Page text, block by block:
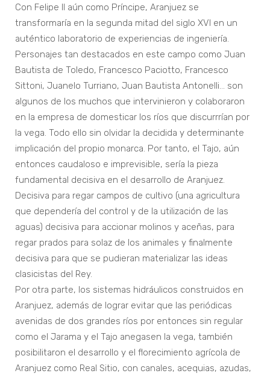
Con Felipe II aún como Príncipe, Aranjuez se
transformaría en la segunda mitad del siglo XVI en un
auténtico laboratorio de experiencias de ingeniería.
Personajes tan destacados en este campo como Juan
Bautista de Toledo, Francesco Paciotto, Francesco
Sittoni, Juanelo Turriano, Juan Bautista Antonelli… son
algunos de los muchos que intervinieron y colaboraron
en la empresa de domesticar los ríos que discurrrían por
la vega. Todo ello sin olvidar la decidida y determinante
implicación del propio monarca. Por tanto, el Tajo, aún
entonces caudaloso e imprevisible, sería la pieza
fundamental decisiva en el desarrollo de Aranjuez.
Decisiva para regar campos de cultivo (una agricultura
que dependería del control y de la utilización de las
aguas) decisiva para accionar molinos y aceñas, para
regar prados para solaz de los animales y finalmente
decisiva para que se pudieran materializar las ideas
clasicistas del Rey.
Por otra parte, los sistemas hidráulicos construidos en
Aranjuez, además de lograr evitar que las periódicas
avenidas de dos grandes ríos por entonces sin regular
como el Jarama y el Tajo anegasen la vega, también
posibilitaron el desarrollo y el florecimiento agrícola de
Aranjuez como Real Sitio, con canales, acequias, azudas,